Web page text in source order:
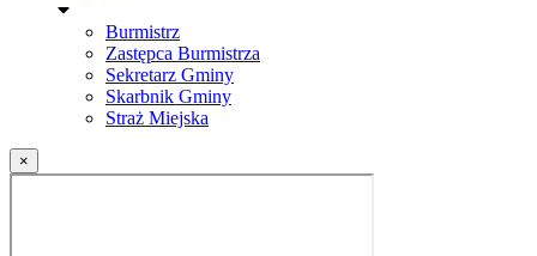
Burmistrz
Zastępca Burmistrza
Sekretarz Gminy
Skarbnik Gminy
Straż Miejska
×